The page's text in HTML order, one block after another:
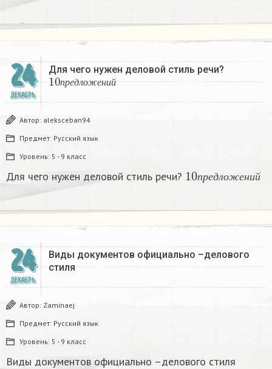
24
ДЕКАБРЬ
Для чего нужен деловой стиль речи?
пр е дл ож ен и й
10п редложен ий
Автор: aleksceban94
Предмет: Русский язык
Уровень: 5 - 9 класс
Для чего нужен деловой стиль речи? пр е дл ож ен и й
10 н
24
ДЕКАБРЬ
Виды документов официально –делового
стиля
Автор: Zaminaej
Предмет: Русский язык
Уровень: 5 - 9 класс
Виды документов официально –делового стиля